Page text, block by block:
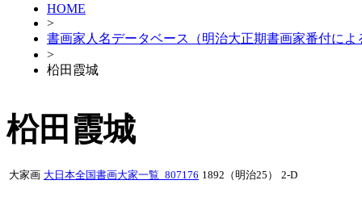
HOME
>
書画家人名データベース（明治大正期書画家番付によ
>
柗田霞城
柗田霞城
大家画 大日本全国書画大家一覧_807176 1892（明治25） 2-D